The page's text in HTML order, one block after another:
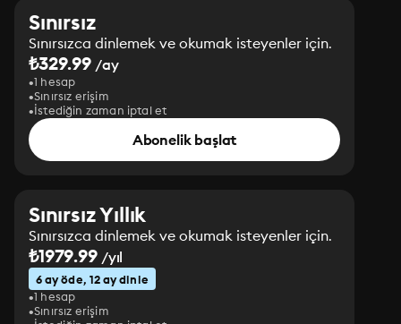
Sınırsız
Sınırsızca dinlemek ve okumak isteyenler için.
₺329.99 /ay
1 hesap
Sınırsız erişim
İstediğin zaman iptal et
Abonelik başlat
Sınırsız Yıllık
Sınırsızca dinlemek ve okumak isteyenler için.
₺1979.99/yıl
6 ay öde, 12 ay dinle
1 hesap
Sınırsız erişim